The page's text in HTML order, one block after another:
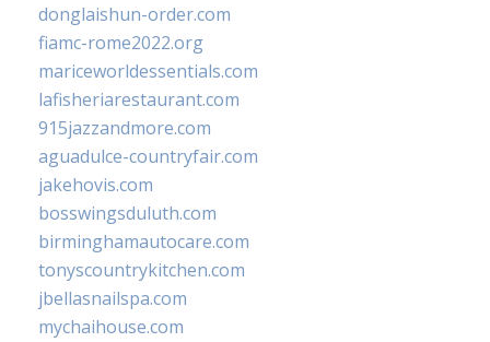
donglaishun-order.com
fiamc-rome2022.org
mariceworldessentials.com
lafisheriarestaurant.com
915jazzandmore.com
aguadulce-countryfair.com
jakehovis.com
bosswingsduluth.com
birminghamautocare.com
tonyscountrykitchen.com
jbellasnailspa.com
mychaihouse.com